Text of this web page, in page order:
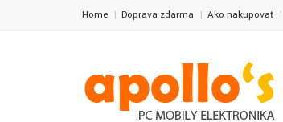
Home Doprava zdarma Ako nakupovať